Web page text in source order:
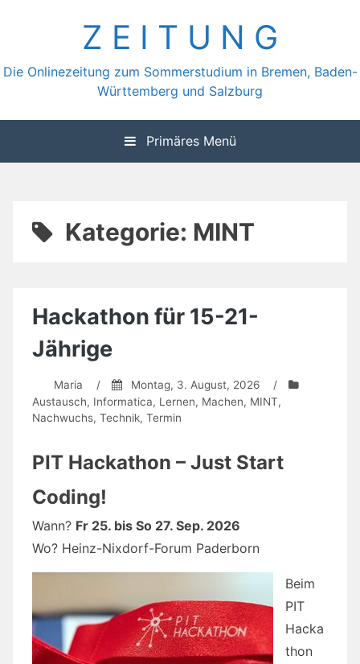
Z E I T U N G
Die Onlinezeitung zum Sommerstudium in Bremen, Baden-
Württemberg und Salzburg
Primäres Menü
Kategorie: MINT
Hackathon für 15-21-
Jährige
Maria / Montag, 3. August, 2026
/
Austausch, Informatica, Lernen, Machen, MINT,
Nachwuchs, Technik, Termin
PIT Hackathon – Just Start
Coding!
Wann? Fr 25. bis So 27. Sep. 2026
Wo? Heinz-Nixdorf-Forum Paderborn
Beim
PIT
Hacka
thon